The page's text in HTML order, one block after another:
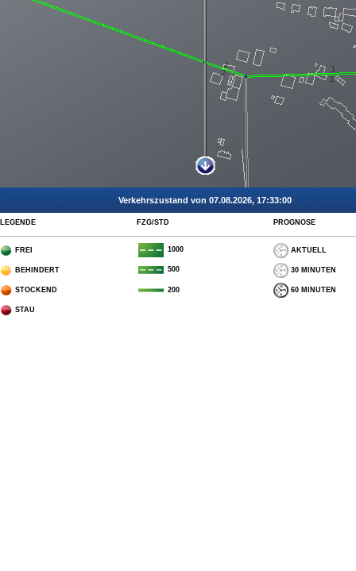
Verkehrszustand von 07.08.2026, 17:33:00
LEGENDE FZG/STD PROGNOSE
FREI 1000 AKTUELL
BEHINDERT 500 30 MINUTEN
STOCKEND 200 60 MINUTEN
STAU